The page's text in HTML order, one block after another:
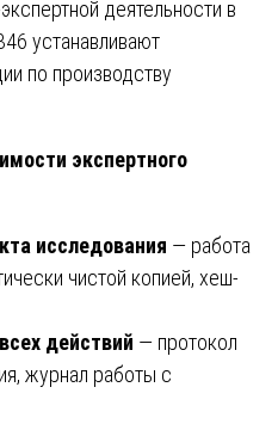
деятельности в
устанавливают
по производству
экспертного
исследования — работа
чистой копией, хеш-
действий — протокол
журнал работы с